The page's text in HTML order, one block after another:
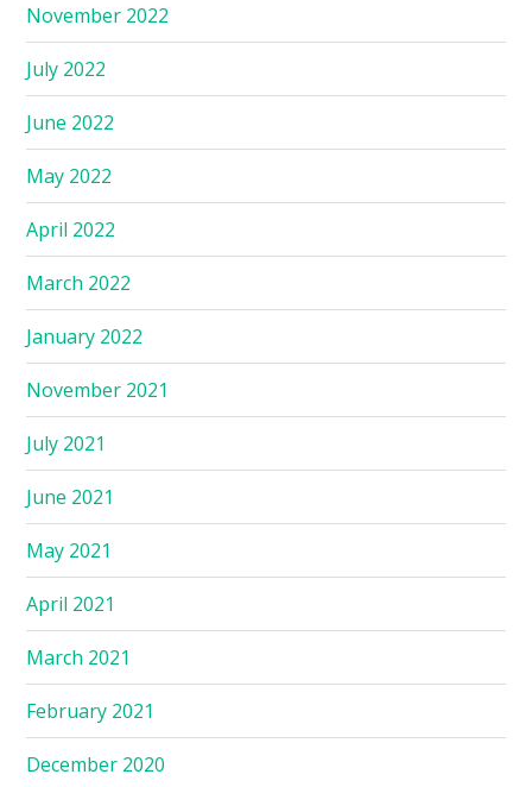
November 2022
July 2022
June 2022
May 2022
April 2022
March 2022
January 2022
November 2021
July 2021
June 2021
May 2021
April 2021
March 2021
February 2021
December 2020